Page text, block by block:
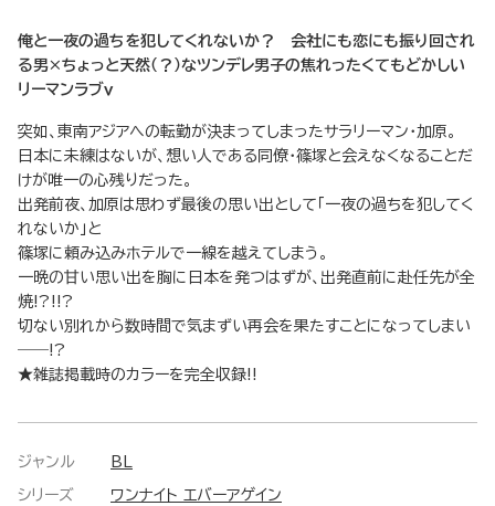
俺と一夜の過ちを犯してくれないか？ 会社にも恋にも振り回され
る男×ちょっと天然（？）なツンデレ男子の焦れったくてもどかしい
リーマンラブｖ
突如、東南アジアへの転勤が決まってしまったサラリーマン・加原。
日本に未練はないが、想い人である同僚・篠塚と会えなくなることだ
けが唯一の心残りだった。
出発前夜、加原は思わず最後の思い出として「一夜の過ちを犯してく
れないか」と
篠塚に頼み込みホテルで一線を越えてしまう。
一晩の甘い思い出を胸に日本を発つはずが、出発直前に赴任先が全
焼!?!!?
切ない別れから数時間で気まずい再会を果たすことになってしまい
――!?
★雑誌掲載時のカラーを完全収録!!
ジャンル BL
シリーズ ワンナイト エバーアゲイン